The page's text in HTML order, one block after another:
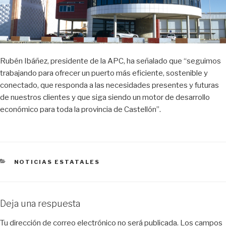
Rubén Ibáñez, presidente de la APC, ha señalado que “seguimos
trabajando para ofrecer un puerto más eficiente, sostenible y
conectado, que responda a las necesidades presentes y futuras
de nuestros clientes y que siga siendo un motor de desarrollo
económico para toda la provincia de Castellón”.
CATEGORÍAS
NOTICIAS ESTATALES
Deja una respuesta
Tu dirección de correo electrónico no será publicada. Los campos